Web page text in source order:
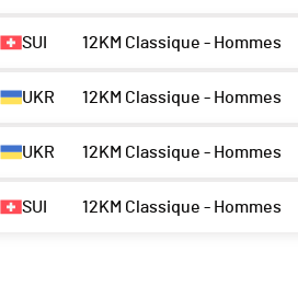
SUI 12KM Classique - Hommes
UKR 12KM Classique - Hommes
UKR 12KM Classique - Hommes
SUI 12KM Classique - Hommes